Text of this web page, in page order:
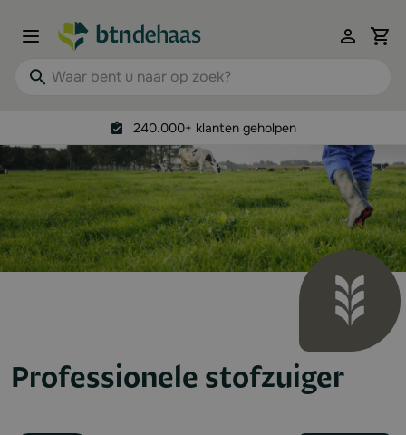
Waar bent u naar op zoek?
240.000+ klanten geholpen
Professionele stofzuiger